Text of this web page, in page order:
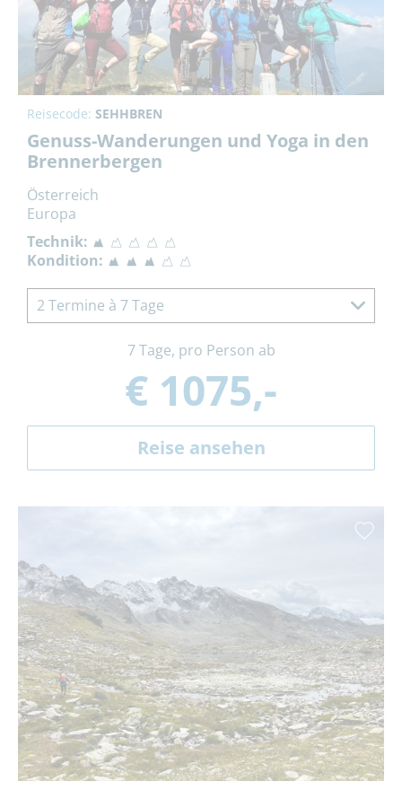
Reisecode: SEHHBREN
Genuss-Wanderungen und Yoga in den
Brennerbergen
Österreich
Europa
Technik:
Kondition:
2 Termine à 7 Tage
7 Tage, pro Person ab
€ 1075,-
Reise ansehen